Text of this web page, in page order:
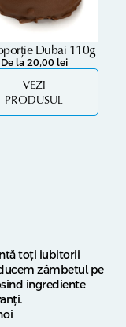
Dubai 110g
De la 20,00 lei
VEZI
PRODUSUL
toți iubitorii
zâmbetul pe
ingrediente